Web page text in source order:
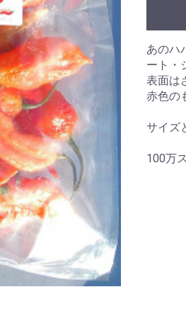
あのハ
ート・
表面は
赤色の
サイズ
100万